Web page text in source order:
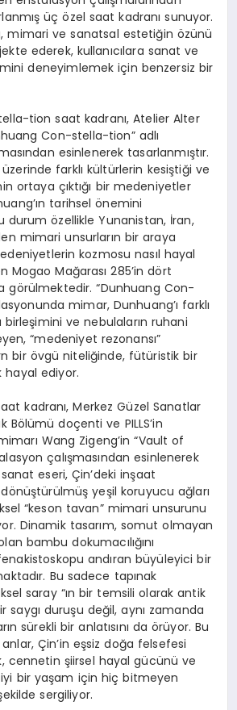
üç özel saat kadranı sunuyor.
mimari ve sanatsal estetiğin özünü
ederek, kullanıcılara sanat ve
deneyimlemek için benzersiz bir
tion saat kadranı, Atelier Alter
Con-stella-tion” adlı
esinlenerek tasarlanmıştır.
farklı kültürlerin kesiştiği ve
ortaya çıktığı bir medeniyetler
tarihsel önemini
durum özellikle Yunanistan, İran,
mimari unsurların bir araya
kozmosu nasıl hayal
Mogao Mağarası 285’in dört
görülmektedir. “Dunhuang Con-
mimar, Dunhuang’ı farklı
ve nebulaların ruhani
“medeniyet rezonansı”
bir övgü niteliğinde, fütüristik bir
hayal ediyor.
kadranı, Merkez Güzel Sanatlar
Bölümü doçenti ve PILLS’in
Wang Zigeng’in “Vault of
çalışmasından esinlenerek
eseri, Çin’deki inşaat
yeşil koruyucu ağları
“keson tavan” mimari unsurunu
Dinamik tasarım, somut olmayan
bambu dokumacılığını
andıran büyüleyici bir
Bu sadece tapınak
saray “ın bir temsili olarak antik
saygı duruşu değil, aynı zamanda
sürekli bir anlatısını da örüyor. Bu
Çin’in eşsiz doğa felsefesi
cennetin şiirsel hayal gücünü ve
iyi bir yaşam için hiç bitmeyen
sergiliyor.